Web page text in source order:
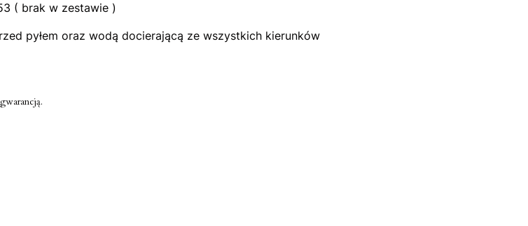
( brak w zestawie )
pyłem oraz wodą docierającą ze wszystkich kierunków